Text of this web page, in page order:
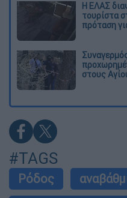
Η ΕΛΑΣ
τουρίστα
πρόταση
στους
#TAGS
Ρόδος